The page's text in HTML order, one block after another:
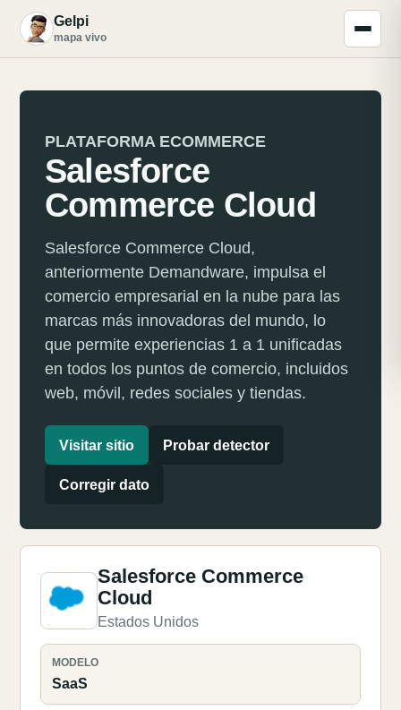
G Gelpi
mapa vivo
PLATAFORMA ECOMMERCE
Salesforce
Commerce Cloud
Salesforce Commerce Cloud,
anteriormente Demandware, impulsa el
comercio empresarial en la nube para las
marcas más innovadoras del mundo, lo
que permite experiencias 1 a 1 unificadas
en todos los puntos de comercio, incluidos
web, móvil, redes sociales y tiendas.
Visitar sitio Probar detector
Corregir dato
Salesforce Commerce
Cloud
Estados Unidos
MODELO
SaaS